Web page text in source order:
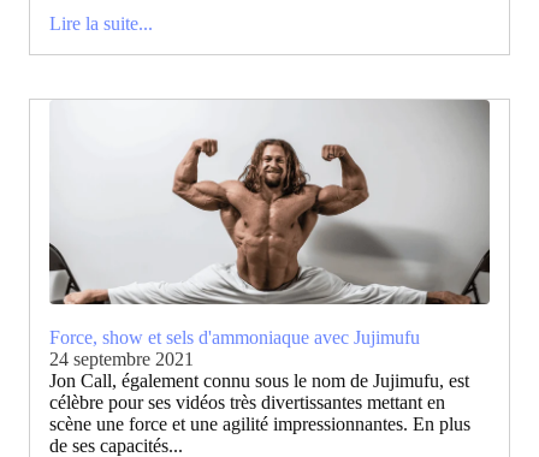
Lire la suite...
Force, show et sels d'ammoniaque avec Jujimufu
24 septembre 2021
Jon Call, également connu sous le nom de Jujimufu, est
célèbre pour ses vidéos très divertissantes mettant en
scène une force et une agilité impressionnantes. En plus
de ses capacités...